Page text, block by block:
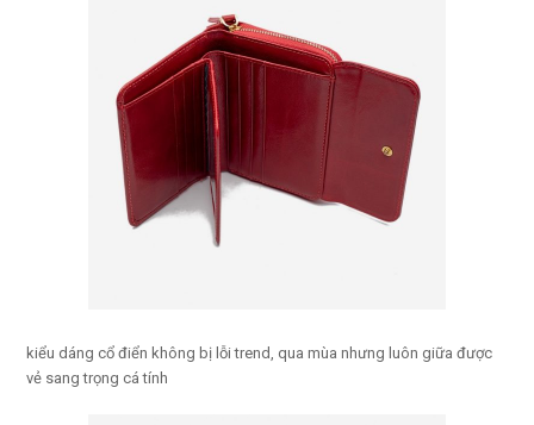
kiểu dáng cổ điển không bị lỗi trend, qua mùa nhưng luôn giữa được
vẻ sang trọng cá tính